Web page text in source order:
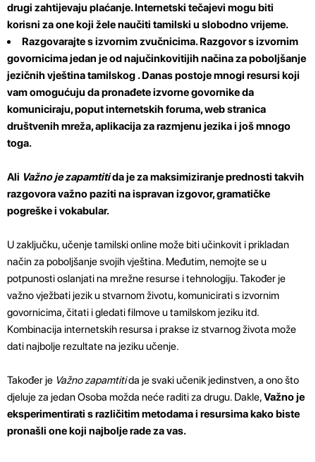
drugi zahtijevaju plaćanje. Internetski tečajevi mogu biti
korisni za one koji žele naučiti tamilski u slobodno vrijeme.
Razgovarajte s izvornim zvučnicima.Razgovor s izvornim
govornicima jedan je od najučinkovitijih načina za poboljšanje
jezičnih vještina tamilskog . Danas postoje mnogi resursi koji
vam omogućuju da pronađete izvorne govornike da
komuniciraju, poput internetskih foruma, web stranica
društvenih mreža, aplikacija za razmjenu jezika i još mnogo
toga.
Ali Važno je zapamtitida je za maksimiziranje prednosti takvih
razgovora važno paziti na ispravan izgovor, gramatičke
pogreške i vokabular.
U zaključku, učenje tamilski online može biti učinkovit i prikladan
način za poboljšanje svojih vještina. Međutim, nemojte se u
potpunosti oslanjati na mrežne resurse i tehnologiju. Također je
važno vježbati jezik u stvarnom životu, komunicirati s izvornim
govornicima, čitati i gledati filmove u tamilskom jeziku itd.
Kombinacija internetskih resursa i prakse iz stvarnog života može
dati najbolje rezultate na jeziku učenje.
Također je Važno zapamtitida je svaki učenik jedinstven, a ono što
djeluje za jedan Osoba možda neće raditi za drugu. Dakle,Važno je
eksperimentirati s različitim metodama i resursima kako biste
pronašli one koji najbolje rade za vas.